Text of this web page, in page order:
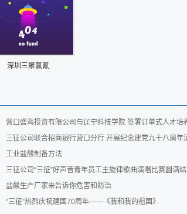
深圳三聚氯氰
营口盛海投资有限公司与辽宁科技学院 签署订单式人才培
三征公司联合招商银行营口分行 开展纪念建党九十八周年
工业盐酸制备方法
三征公司“三征”好声音青年员工主旋律歌曲演唱比赛圆满
盐酸生产厂家来告诉你危害和防治
“三征”热烈庆祝建国70周年——《我和我的祖国》